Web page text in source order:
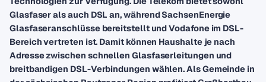
Glasfaser als auch DSL an, während SachsenEnergie
Glasfaseranschlüsse bereitstellt und Vodafone im DSL-
Bereich vertreten ist. Damit können Haushalte je nach
Adresse zwischen schnellen Glasfaserleitungen und
breitbandigen DSL-Verbindungen wählen. Als Gemeinde in